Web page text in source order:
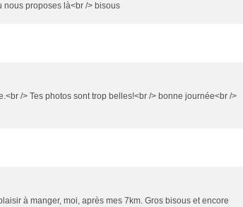
nous proposes là<br /> bisous
/> Tes photos sont trop belles!<br /> bonne journée<br />
à manger, moi, après mes 7km. Gros bisous et encore